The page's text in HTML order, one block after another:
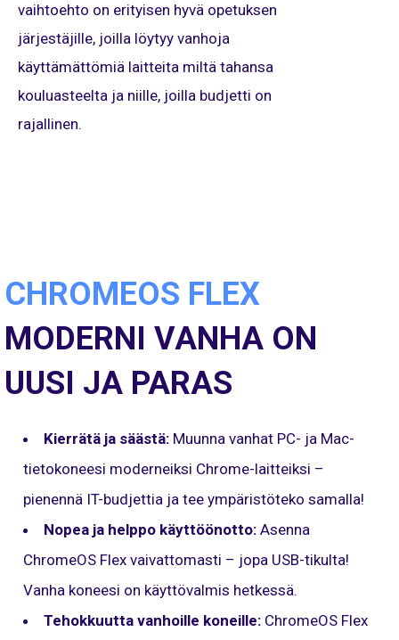
vaihtoehto on erityisen hyvä opetuksen
järjestäjille, joilla löytyy vanhoja
käyttämättömiä laitteita miltä tahansa
kouluasteelta ja niille, joilla budjetti on
rajallinen.
CHROMEOS FLEX
MODERNI VANHA ON
UUSI JA PARAS
Kierrätä ja säästä: Muunna vanhat PC- ja Mac-
tietokoneesi moderneiksi Chrome-laitteiksi –
pienennä IT-budjettia ja tee ympäristöteko samalla!
Nopea ja helppo käyttöönotto: Asenna
ChromeOS Flex vaivattomasti – jopa USB-tikulta!
Vanha koneesi on käyttövalmis hetkessä.
Tehokkuutta vanhoille koneille: ChromeOS Flex